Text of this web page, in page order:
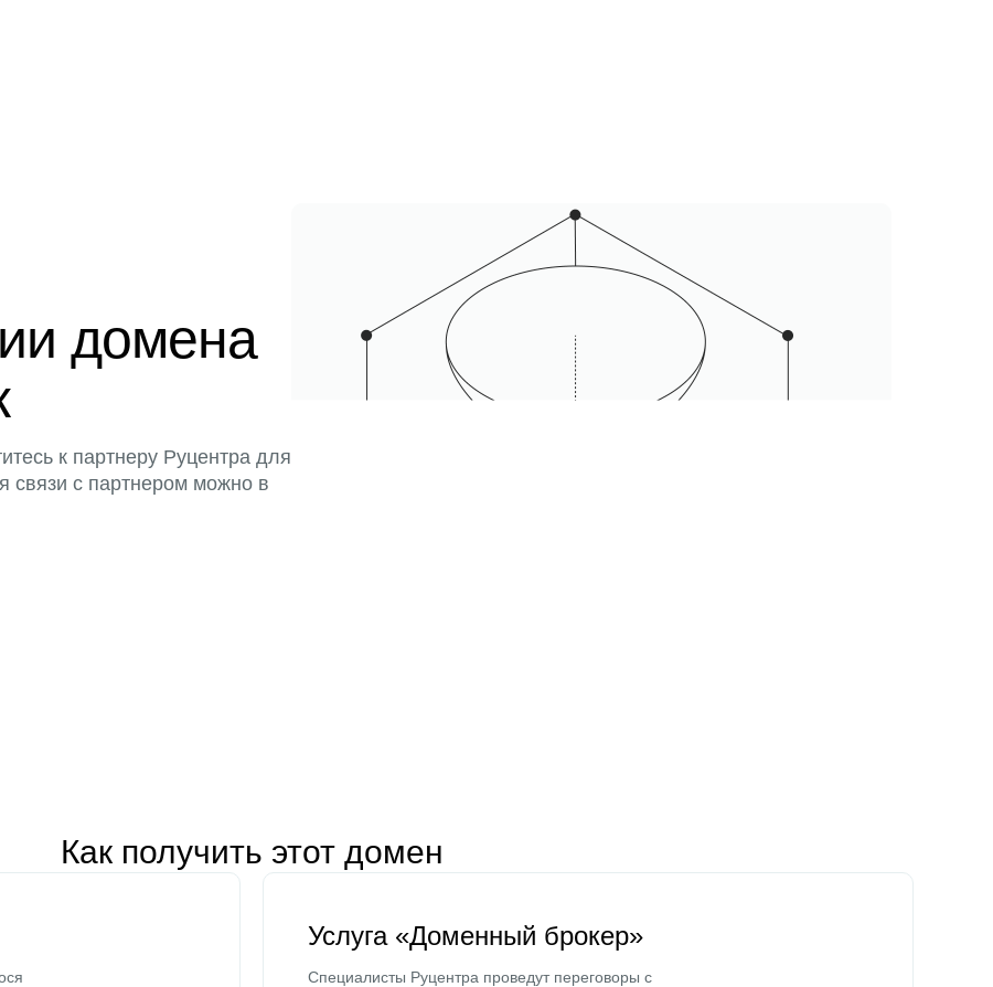
домена
к партнеру Руцентра для
связи с партнером можно в
Как получить этот домен
Услуга «Доменный брокер»
Специалисты Руцентра проведут переговоры с